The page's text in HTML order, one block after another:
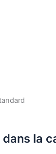
la